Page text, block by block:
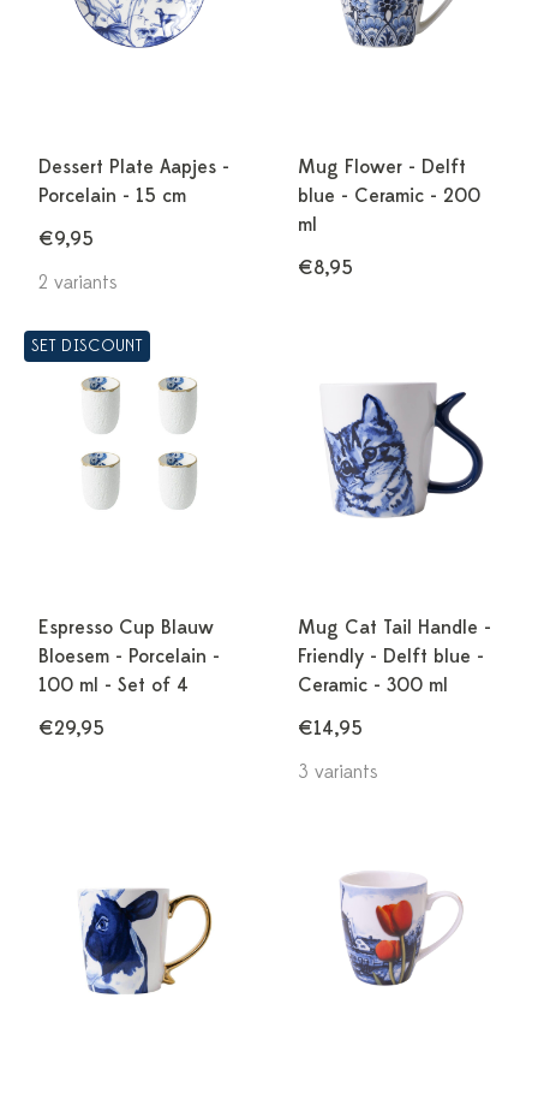
Dessert Plate Aapjes -
Porcelain - 15 cm
€9,95
2 variants
Mug Flower - Delft
blue - Ceramic - 200
ml
€8,95
SET DISCOUNT
Espresso Cup Blauw
Bloesem - Porcelain -
100 ml - Set of 4
€29,95
Mug Cat Tail Handle -
Friendly - Delft blue -
Ceramic - 300 ml
€14,95
3 variants